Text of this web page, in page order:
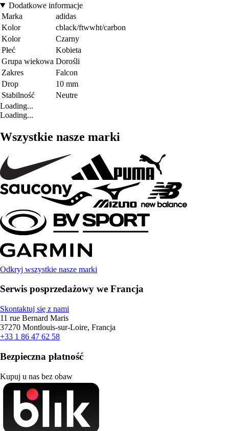
Dodatkowe informacje
Marka
adidas
Kolor
cblack/ftwwht/carbon
Kolor
Czarny
Płeć
Kobieta
Grupa wiekowa Dorośli
Zakres
Falcon
Drop
10 mm
Stabilność
Neutre
Loading...
Loading...
Wszystkie nasze marki
Odkryj wszystkie nasze marki
Serwis posprzedażowy we Francja
Skontaktuj się z nami
11 rue Bernard Maris
37270 Montlouis-sur-Loire, Francja
+33 1 86 47 62 58
Bezpieczna płatność
Kupuj u nas bez obaw